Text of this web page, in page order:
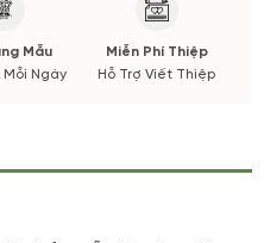
màu sắc.
thời gian giao sẽ được thông
Mẫu
Mỗi Ngày
Miễn Phí Thiệp
Hỗ Trợ Viết Thiệp